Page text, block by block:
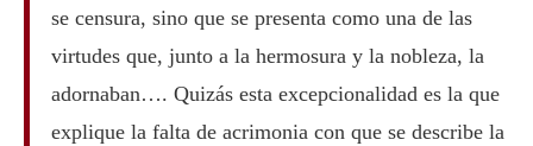
se censura, sino que se presenta como una de las
virtudes que, junto a la hermosura y la nobleza, la
adornaban…. Quizás esta excepcionalidad es la que
explique la falta de acrimonia con que se describe la